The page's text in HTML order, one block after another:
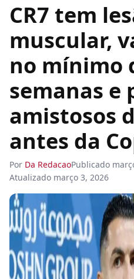
CR7 tem
muscular,
no mínimo
semanas e
amistosos
antes da
Por Da RedacaoPublicado
Atualizado março 3, 2026